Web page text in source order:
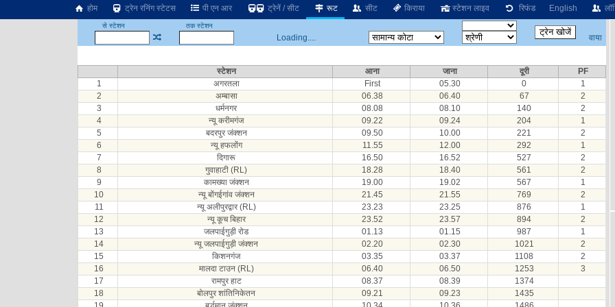
होम ट्रेन रनिंग स्टेटस पी एन आर ट्रेनें / सीट रूट सीट किराया स्टेशन लाइव रिफंड English
से स्टेशन तक स्टेशन
Loading.... वाया
स्टेशन आना जाना दूरी
PF
1
अगरतला First 05.30 0
1
2
अम्बासा 06.38 06.40 67
2
3
धर्मनगर 08.08 08.10 140
2
4
न्यू करीमगंज 09.22 09.24 204
1
5
बदरपुर जंक्शन 09.50 10.00 221
2
6
न्यू हफलोंग 11.55 12.00 292
1
7
दिगारू 16.50 16.52 527
2
8
गुवाहाटी (RL) 18.28 18.40 561
2
9
कामख्या जंक्शन 19.00 19.02 567
1
10
न्यू बोंगईगांव जंक्शन 21.45 21.55 769
2
11
न्यू अलीपुरद्वार (RL) 23.23 23.25 876
1
12
न्यू कूच बिहार 23.52 23.57 894
2
13
जलपाईगुड़ी रोड 01.13 01.15 987
1
14
न्यू जलपाईगुड़ी जंक्शन 02.20 02.30 1021
2
15
किशनगंज 03.35 03.37 1108
2
16
मालदा टाउन (RL) 06.40 06.50 1253
3
17
रामपुर हाट 08.37 08.39
1374
18
बोलपुर शांतिनिकेतन 09.21 09.23
1435